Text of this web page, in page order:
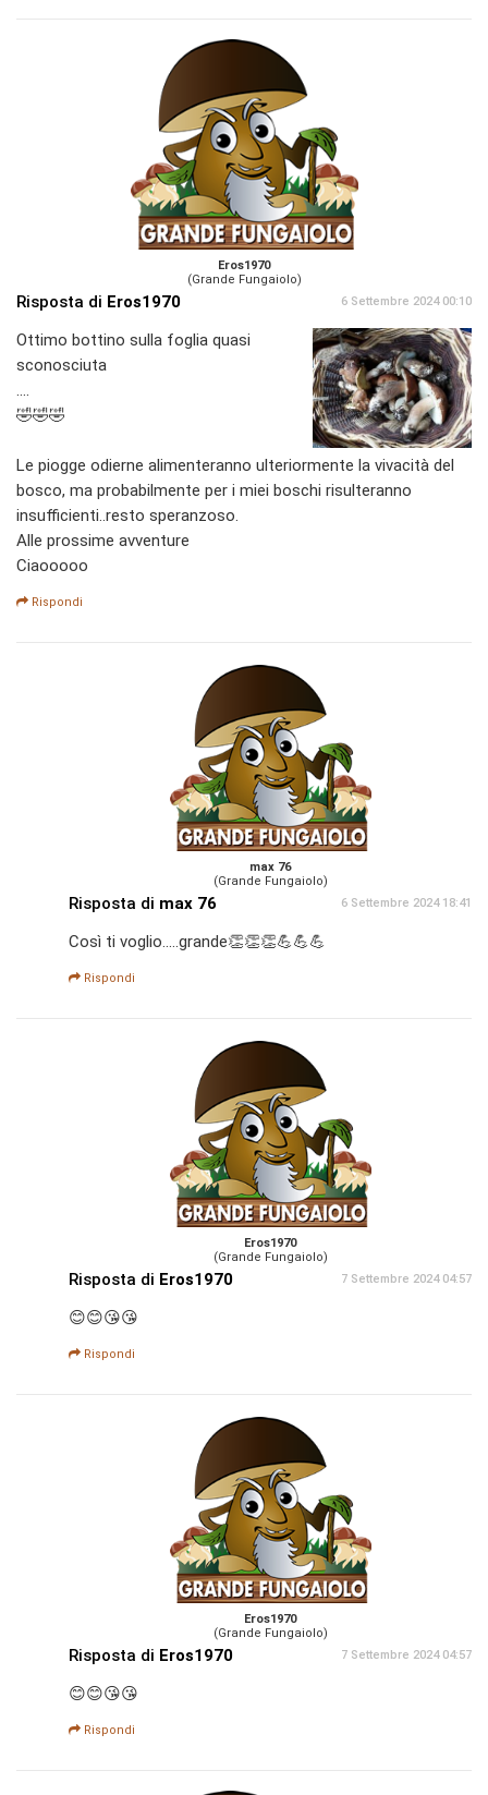
Eros1970
(Grande Fungaiolo)
Risposta di Eros1970 6 Settembre 2024 00:10
Ottimo bottino sulla foglia quasi
sconosciuta
....
🤣🤣🤣
Le piogge odierne alimenteranno ulteriormente la vivacità del
bosco, ma probabilmente per i miei boschi risulteranno
insufficienti..resto speranzoso.
Alle prossime avventure
Ciaooooo
Rispondi
max 76
(Grande Fungaiolo)
Risposta di max 76 6 Settembre 2024 18:41
Così ti voglio.....grande👏👏👏💪💪💪
Rispondi
Eros1970
(Grande Fungaiolo)
Risposta di Eros1970 7 Settembre 2024 04:57
😊😊😘😘
Rispondi
Eros1970
(Grande Fungaiolo)
Risposta di Eros1970 7 Settembre 2024 04:57
😊😊😘😘
Rispondi